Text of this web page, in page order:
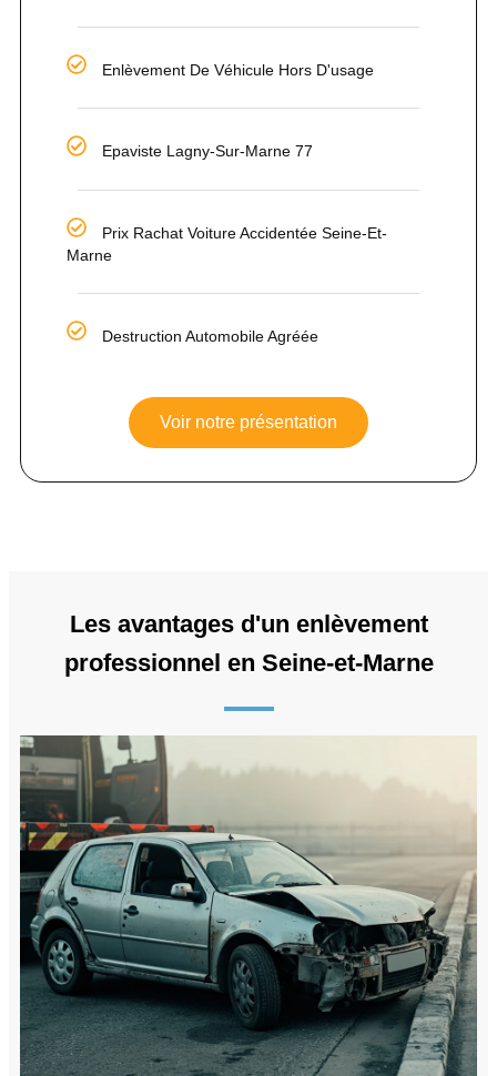
Enlèvement De Véhicule Hors D'usage
Epaviste Lagny-Sur-Marne 77
Prix Rachat Voiture Accidentée Seine-Et-
Marne
Destruction Automobile Agréée
Voir notre présentation
Les avantages d'un enlèvement
professionnel en Seine-et-Marne